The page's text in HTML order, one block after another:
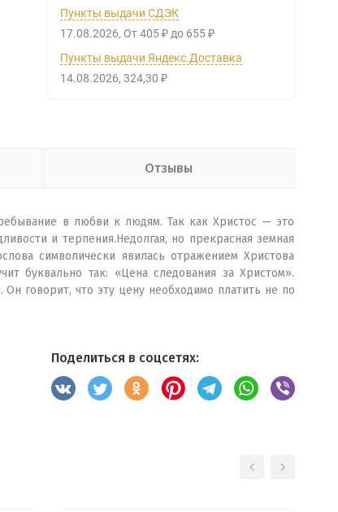
Пункты выдачи СДЭК
17.08.2026 От 405 ₽ до 655 ₽
Пункты выдачи Яндекс.Доставка
14.08.2026 324,30 ₽
Отзывы
в любви к людям. Так как Христос — это
и терпения.Недолгая, но прекрасная земная
символически явилась отражением Христова
буквально так: «Цена следования за Христом».
говорит, что эту цену необходимо платить не по
Поделиться в соцсетях: